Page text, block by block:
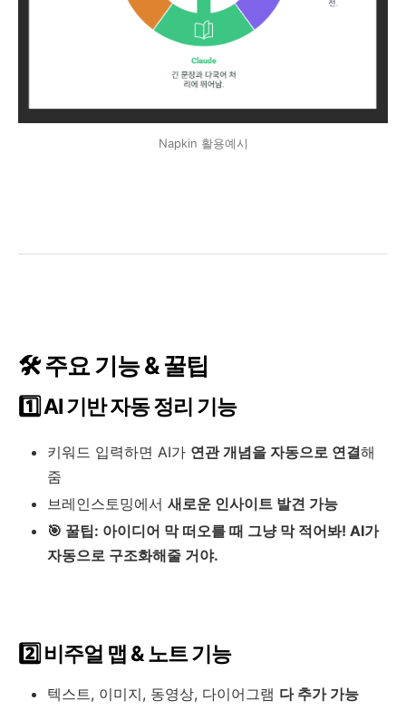
Napkin 활용예시
🛠️ 주요 기능 & 꿀팁
1️⃣ AI 기반 자동 정리 기능
키워드 입력하면 AI가 연관 개념을 자동으로 연결해
줌
브레인스토밍에서 새로운 인사이트 발견 가능
🎯 꿀팁: 아이디어 막 떠오를 때 그냥 막 적어봐! AI가
자동으로 구조화해줄 거야.
2️⃣ 비주얼 맵 & 노트 기능
텍스트, 이미지, 동영상, 다이어그램 다 추가 가능